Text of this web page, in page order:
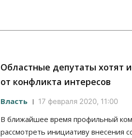
Областные депутаты хотят
от конфликта интересов
Власть 17 февраля 2020, 11:00
В ближайшее время профильный
рассмотреть инициативу внесения